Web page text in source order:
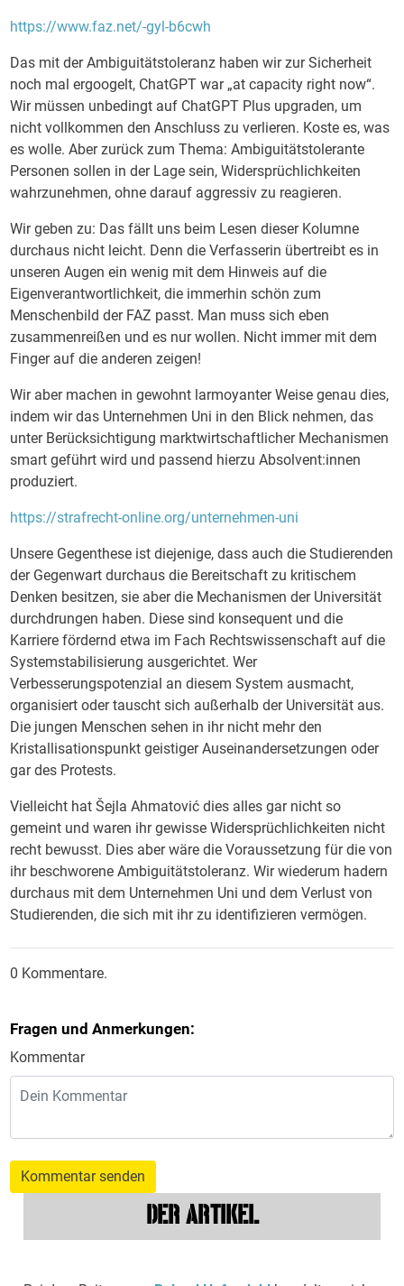
https://www.faz.net/-gyl-b6cwh
Das mit der Ambiguitätstoleranz haben wir zur Sicherheit
noch mal ergoogelt, ChatGPT war „at capacity right now“.
Wir müssen unbedingt auf ChatGPT Plus upgraden, um
nicht vollkommen den Anschluss zu verlieren. Koste es, was
es wolle. Aber zurück zum Thema: Ambiguitätstolerante
Personen sollen in der Lage sein, Widersprüchlichkeiten
wahrzunehmen, ohne darauf aggressiv zu reagieren.
Wir geben zu: Das fällt uns beim Lesen dieser Kolumne
durchaus nicht leicht. Denn die Verfasserin übertreibt es in
unseren Augen ein wenig mit dem Hinweis auf die
Eigenverantwortlichkeit, die immerhin schön zum
Menschenbild der FAZ passt. Man muss sich eben
zusammenreißen und es nur wollen. Nicht immer mit dem
Finger auf die anderen zeigen!
Wir aber machen in gewohnt larmoyanter Weise genau dies,
indem wir das Unternehmen Uni in den Blick nehmen, das
unter Berücksichtigung marktwirtschaftlicher Mechanismen
smart geführt wird und passend hierzu Absolvent:innen
produziert.
https://strafrecht-online.org/unternehmen-uni
Unsere Gegenthese ist diejenige, dass auch die Studierenden
der Gegenwart durchaus die Bereitschaft zu kritischem
Denken besitzen, sie aber die Mechanismen der Universität
durchdrungen haben. Diese sind konsequent und die
Karriere fördernd etwa im Fach Rechtswissenschaft auf die
Systemstabilisierung ausgerichtet. Wer
Verbesserungspotenzial an diesem System ausmacht,
organisiert oder tauscht sich außerhalb der Universität aus.
Die jungen Menschen sehen in ihr nicht mehr den
Kristallisationspunkt geistiger Auseinandersetzungen oder
gar des Protests.
Vielleicht hat Šejla Ahmatović dies alles gar nicht so
gemeint und waren ihr gewisse Widersprüchlichkeiten nicht
recht bewusst. Dies aber wäre die Voraussetzung für die von
ihr beschworene Ambiguitätstoleranz. Wir wiederum hadern
durchaus mit dem Unternehmen Uni und dem Verlust von
Studierenden, die sich mit ihr zu identifizieren vermögen.
0 Kommentare.
Fragen und Anmerkungen:
Kommentar
Kommentar senden
DER ARTIKEL